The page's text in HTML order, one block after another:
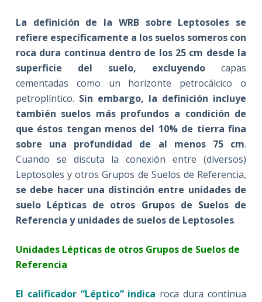
La definición de la WRB sobre Leptosoles se
refiere específicamente a los suelos someros con
roca dura continua dentro de los 25 cm desde la
superficie del suelo, excluyendo capas
cementadas como un horizonte petrocálcico o
petroplíntico. Sin embargo, la definición incluye
también suelos más profundos a condición de
que éstos tengan menos del 10% de tierra fina
sobre una profundidad de al menos 75 cm.
Cuando se discuta la conexión entre (diversos)
Leptosoles y otros Grupos de Suelos de Referencia,
se debe hacer una distinción entre unidades de
suelo Lépticas de otros Grupos de Suelos de
Referencia y unidades de suelos de Leptosoles.
Unidades Lépticas de otros Grupos de Suelos de
Referencia
El calificador “Léptico” indica roca dura continua